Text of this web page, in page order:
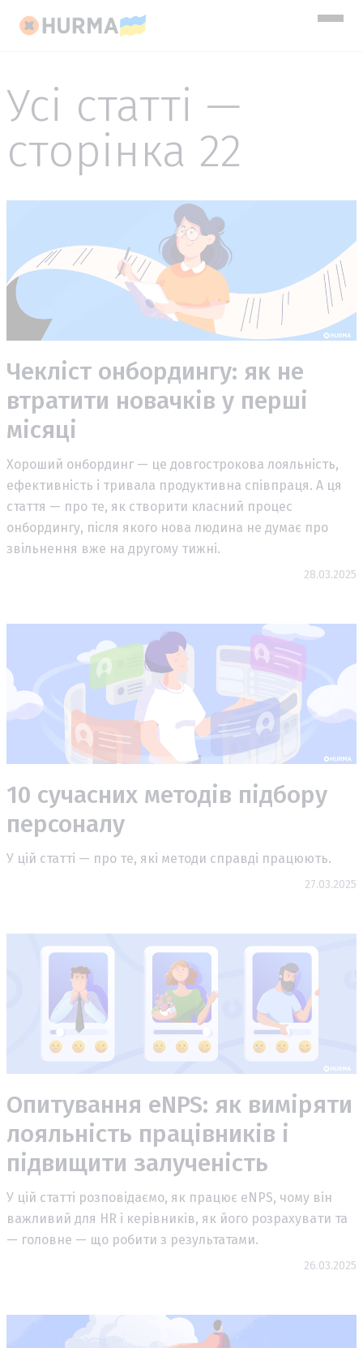
Усі статті —
сторінка 22
Чекліст онбордингу: як не
втратити новачків у перші
місяці
Хороший онбординг — це довгострокова лояльність,
ефективність і тривала продуктивна співпраця. А ця
стаття — про те, як створити класний процес
онбордингу, після якого нова людина не думає про
звільнення вже на другому тижні.
28.03.2025
10 сучасних методів підбору
персоналу
У цій статті — про те, які методи справді працюють.
27.03.2025
Опитування eNPS: як виміряти
лояльність працівників і
підвищити залученість
У цій статті розповідаємо, як працює eNPS, чому він
важливий для HR і керівників, як його розрахувати та
— головне — що робити з результатами.
26.03.2025